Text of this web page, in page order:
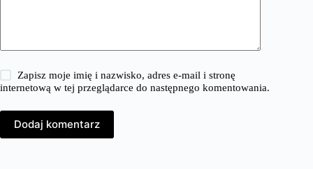
Zapisz moje imię i nazwisko, adres e-mail i stronę
internetową w tej przeglądarce do następnego komentowania.
Dodaj komentarz